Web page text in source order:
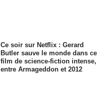
Ce soir sur Netflix : Gerard
Butler sauve le monde dans ce
film de science-fiction intense,
entre Armageddon et 2012